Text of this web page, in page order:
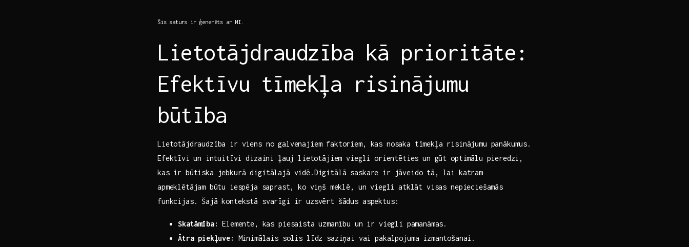
Šis⁤ saturs ⁤ir ģenerēts‌ ar ⁣MI.
Lietotājdraudzība‍ kā prioritāte:
Efektīvu ⁢tīmekļa risinājumu
būtība
Lietotājdraudzība ‌ir viens no galvenajiem faktoriem, kas​ nosaka tīmekļa⁢ risinājumu panākumus.⁣
Efektīvi⁣ un ⁢intuitīvi dizaini ļauj lietotājiem viegli orientēties un gūt optimālu pieredzi,
kas ir būtiska jebkurā digitālajā vidē.Digitālā saskare ir jāveido tā, lai ⁣katram ​
apmeklētājam ⁢būtu‌ iespēja⁢ saprast, ko viņš meklē, un viegli atklāt visas nepieciešamās⁤
funkcijas. Šajā​ kontekstā svarīgi ir uzsvērt šādus aspektus: ⁤
Skatāmība: Elemente, kas piesaista⁤ uzmanību un ir viegli pamanāmas.
Ātra ​piekļuve:
Minimālais solis līdz saziņai vai​ pakalpojuma izmantošanai.